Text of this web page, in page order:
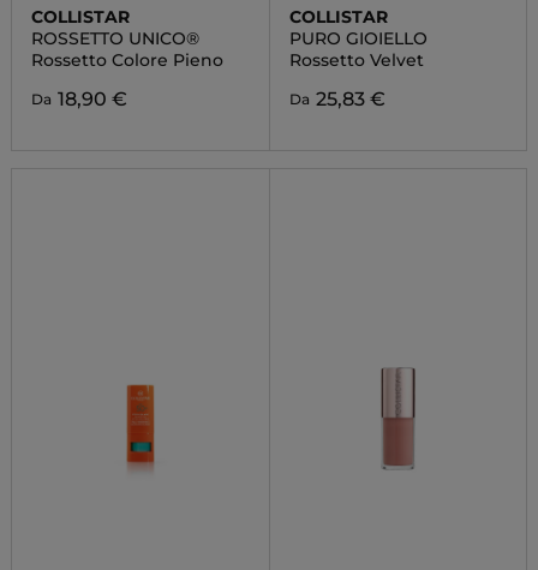
COLLISTAR
ROSSETTO UNICO®
Rossetto Colore Pieno
Da 18,90 €
COLLISTAR
PURO GIOIELLO
Rossetto Velvet
Da 25,83 €